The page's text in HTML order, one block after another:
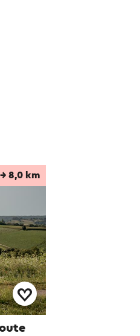
→ 8,0 km